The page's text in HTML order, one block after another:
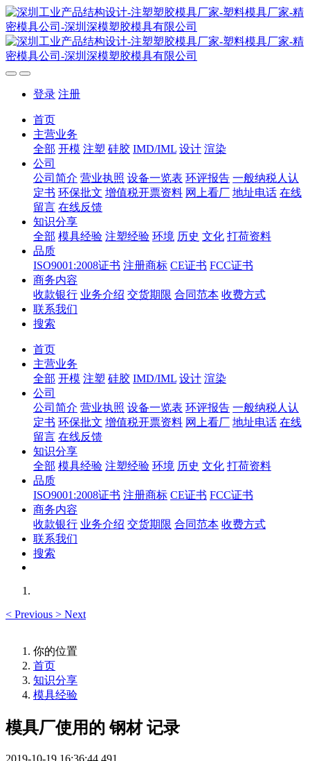
登录 注册
首页
主营业务
全部 开模 注塑 硅胶 IMD/IML 设计 渲染
公司
公司简介 营业执照 设备一览表 环评报告 一般纳税人认
定书 环保批文 增值税开票资料 网上看厂 地址电话 在线
留言 在线反馈
知识分享
全部 模具经验 注塑经验 环境 历史 文化 打荷资料
品质
ISO9001:2008证书 注册商标 CE证书 FCC证书
商务内容
收款银行 业务介绍 交货期限 合同范本 收费方式
联系我们
搜索
首页
主营业务
全部 开模 注塑 硅胶 IMD/IML 设计 渲染
公司
公司简介 营业执照 设备一览表 环评报告 一般纳税人认
定书 环保批文 增值税开票资料 网上看厂 地址电话 在线
留言 在线反馈
知识分享
全部 模具经验 注塑经验 环境 历史 文化 打荷资料
品质
ISO9001:2008证书 注册商标 CE证书 FCC证书
商务内容
收款银行 业务介绍 交货期限 合同范本 收费方式
联系我们
搜索
< Previous > Next
你的位置
首页
知识分享
模具经验
模具厂使用的 钢材 记录
2019-10-19 16:36:44 491